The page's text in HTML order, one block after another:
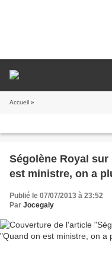
Accueil »
Ségolène Royal
est ministre, on a
Publié le 07/07/2013 à 23:52
Par Jocegaly